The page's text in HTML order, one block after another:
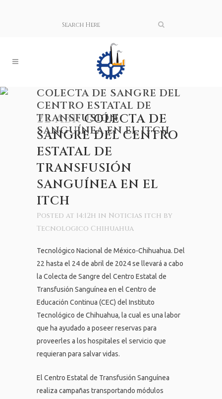
COLECTA DE SANGRE DEL
CENTRO ESTATAL DE
TRANSFUSIÓN
SANGUÍNEA EN EL ITCH
22 ABRCOLECTA DE
SANGRE DEL CENTRO
ESTATAL DE
TRANSFUSIÓN
SANGUÍNEA EN EL
ITCH
Posted at 14:12h in Noticias itch by
Tecnologico Chihuahua
Tecnológico Nacional de México-Chihuahua. Del
22 hasta el 24 de abril de 2024 se llevará a cabo
la Colecta de Sangre del Centro Estatal de
Transfusión Sanguínea en el Centro de
Educación Continua (CEC) del Instituto
Tecnológico de Chihuahua, la cual es una labor
que ha ayudado a poseer reservas para
proveerles a los hospitales el servicio que
requieran para salvar vidas.
El Centro Estatal de Transfusión Sanguínea
realiza campañas transportando módulos